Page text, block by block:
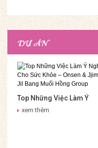
DỰ ÁN
Top Những Việc Làm Ý
Nghĩa Cho Sức Khỏe –
xem thêm